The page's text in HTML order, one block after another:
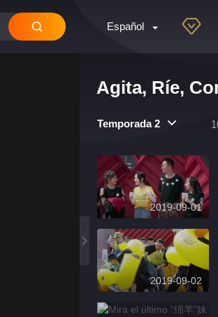
Español
Agita, Ríe,
Temporada 2
2019-09-01
2019-09-02